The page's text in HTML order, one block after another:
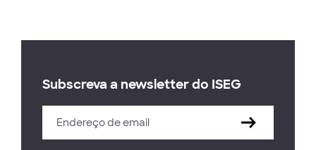
Subscreva a newsletter do ISEG